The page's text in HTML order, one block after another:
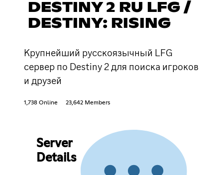
DESTINY 2 RU LFG /
DESTINY: RISING
Крупнейший русскоязычный LFG
сервер по Destiny 2 для поиска игроков
и друзей
1,738 Online 23,642 Members
Server
Details